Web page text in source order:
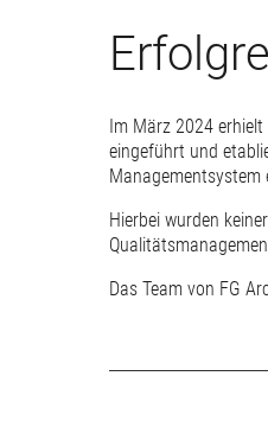
Im März 2024
eingeführt und
Managementsystem
Hierbei wurden
Das Team von FG